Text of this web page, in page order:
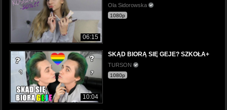
06:15
Ola Sidorowska
1080p
10:04
SKĄD BIORĄ SIĘ GEJE? SZKOŁA+
TURSON
1080p